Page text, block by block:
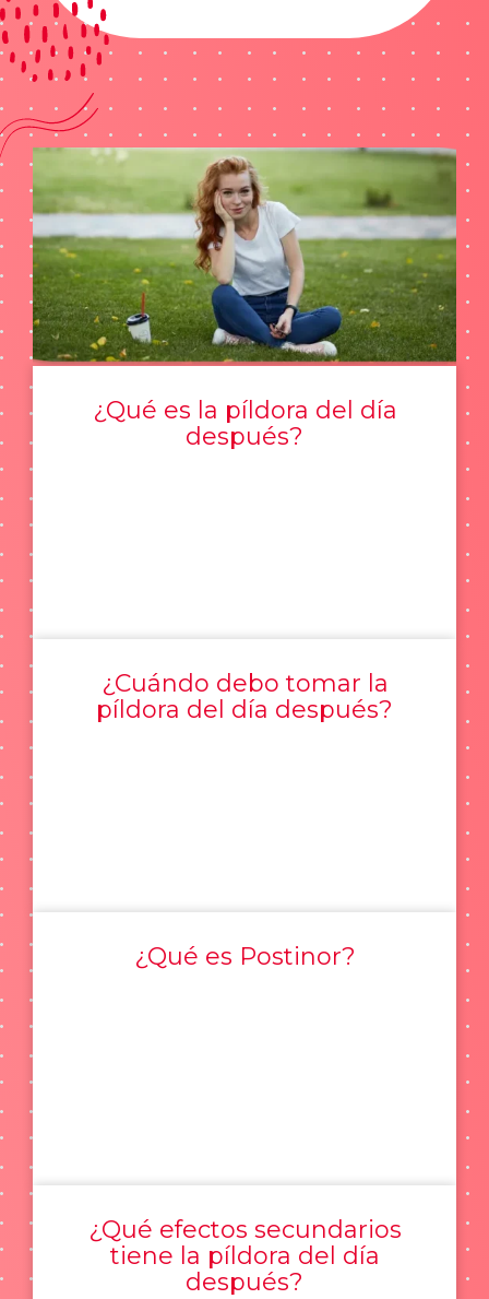
¿Qué es la píldora del día
después?
¿Cuándo debo tomar la
píldora del día después?
¿Qué es Postinor?
¿Qué efectos secundarios
tiene la píldora del día
después?